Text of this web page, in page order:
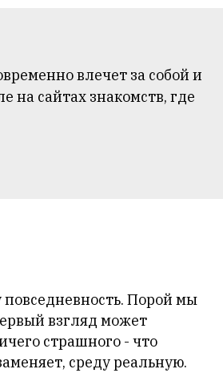
влечет за собой и
на сайтах знакомств, где
Порой мы
взгляд может
страшного - что
среду реальную.